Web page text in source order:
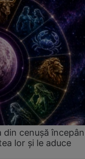
cenușă
lor și le aduce